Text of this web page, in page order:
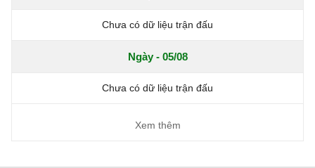
Chưa có dữ liệu trận đấu
Ngày - 05/08
Chưa có dữ liệu trận đấu
Xem thêm